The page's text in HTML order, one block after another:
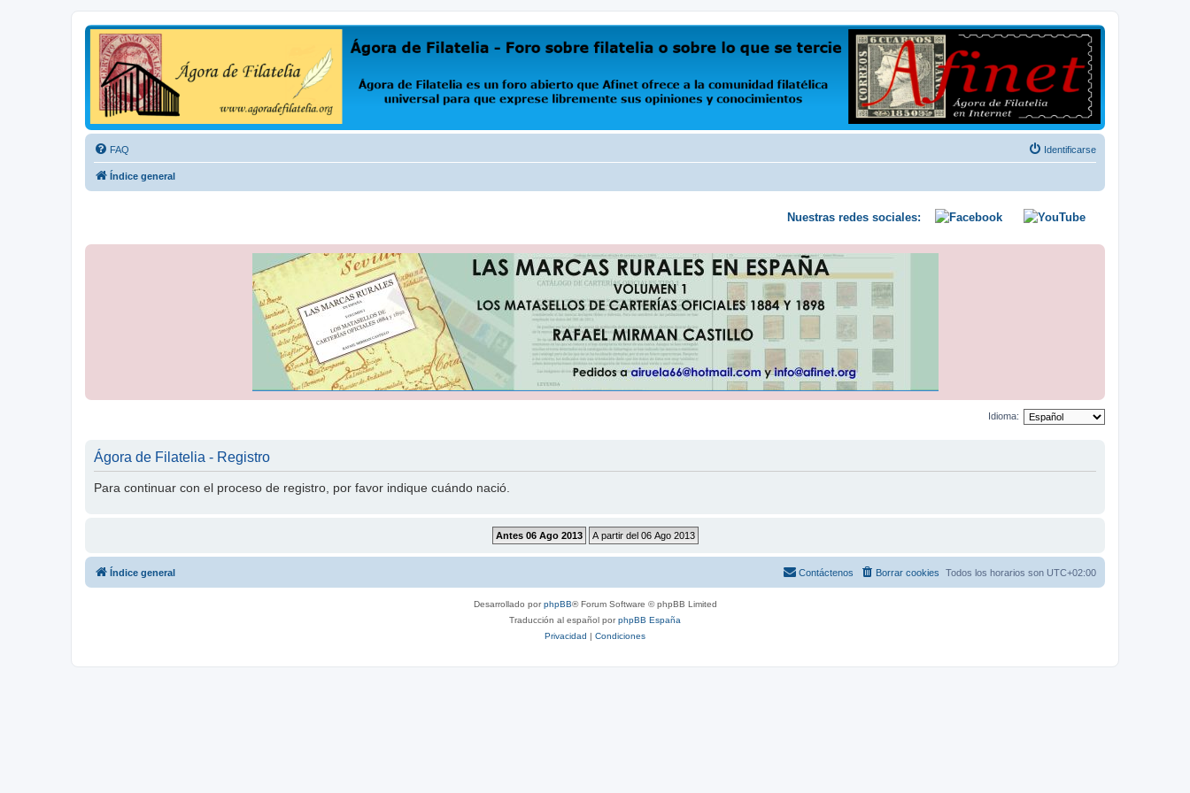
Ágora de Filatelia
Foro sobre filatelia o sobre lo que se tercie. Ágora de Filatelia es un foro abierto que Afinet ofrece a la comunidad filatélica universal para que exprese libremente sus opiniones y conocimientos
FAQ Identificarse
Índice general
Nuestras redes sociales:
Idioma:
Ágora de Filatelia - Registro
Para continuar con el proceso de registro, por favor indique cuándo nació.
Índice general Todos los horarios son UTC+02:00
Borrar cookies
Contáctenos
Desarrollado porphpBB® Forum Software © phpBB Limited
Traducción al español porphpBB España
Privacidad | Condiciones